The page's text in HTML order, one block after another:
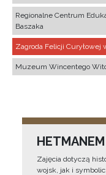
Regionalne Centrum
Baszaka
Zagroda Felicji Curyłowej
Muzeum Wincentego
Zajęcia dotyczą
wojsk, jak i